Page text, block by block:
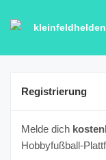
Registrierung
Melde dich
Hobbyfußball-